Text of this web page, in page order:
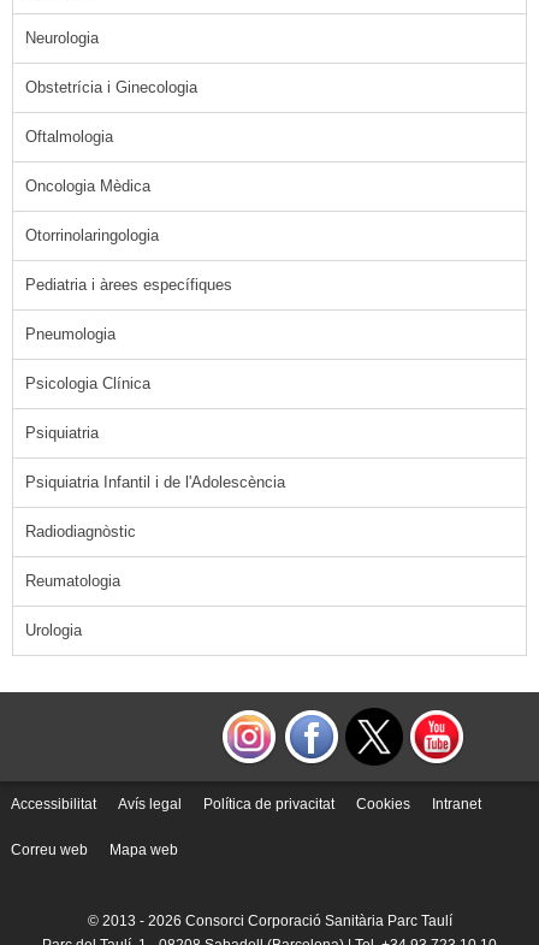
Neurologia
Obstetrícia i Ginecologia
Oftalmologia
Oncologia Mèdica
Otorrinolaringologia
Pediatria i àrees específiques
Pneumologia
Psicologia Clínica
Psiquiatria
Psiquiatria Infantil i de l'Adolescència
Radiodiagnòstic
Reumatologia
Urologia
Accessibilitat Avís legal Política de privacitat Cookies Intranet
Correu web Mapa web
© 2013 - 2026 Consorci Corporació Sanitària Parc Taulí